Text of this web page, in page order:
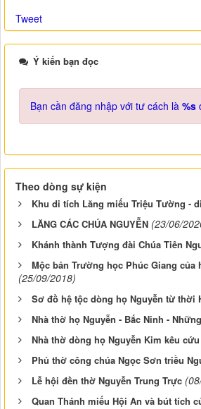
Tweet
Ý kiến bạn đọc
Bạn cần đăng nhập với tư cách là %s
Theo dòng sự kiện
Khu di tích Lăng miếu Triệu Tường -
LĂNG CÁC CHÚA NGUYỄN (23/06/
Khánh thành Tượng đài Chúa Tiên
Mộc bản Trường học Phúc Giang
(25/09/2018)
Sơ đồ hệ tộc dòng họ Nguyễn từ thời
Nhà thờ họ Nguyễn - Bắc Ninh -
Nhà thờ dòng họ Nguyễn Kim kêu cứu
Phủ thờ công chúa Ngọc Sơn triều
Lễ hội đền thờ Nguyễn Trung Trực
Quan Thánh miếu Hội An và bút tích